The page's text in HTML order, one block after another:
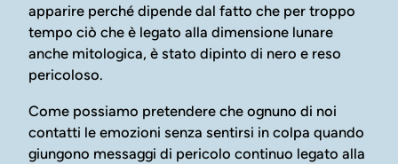
apparire perché dipende dal fatto che per troppo
tempo ciò che è legato alla dimensione lunare
anche mitologica, è stato dipinto di nero e reso
pericoloso.
Come possiamo pretendere che ognuno di noi
contatti le emozioni senza sentirsi in colpa quando
giungono messaggi di pericolo continuo legato alla